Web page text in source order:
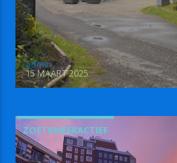
admin
15 MAART 2025
ZOETRMEERACTIEF